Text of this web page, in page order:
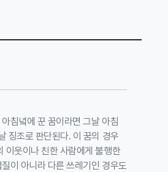
침녘에 꾼 꿈이라면 그날 아침
징조로 판단된다. 이 꿈의 경우
이웃이나 친한 사람에게 불행한
이 아니라 다른 쓰레기인 경우도